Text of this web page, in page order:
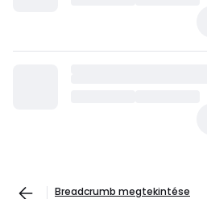
Breadcrumb megtekintése